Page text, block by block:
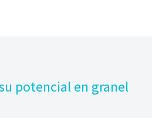
potencial en granel